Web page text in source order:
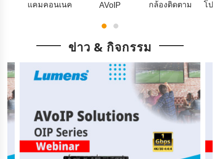
แคมคอนเนค AVoIP กล้องติดตาม โปร
ข่าว & กิจกรรม